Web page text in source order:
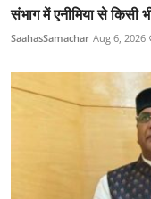
संभाग में एनीमिया से किसी
SaahasSamachar Aug 6, 2026